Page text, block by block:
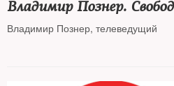
Владимир Познер.
Владимир Познер, телеведущий